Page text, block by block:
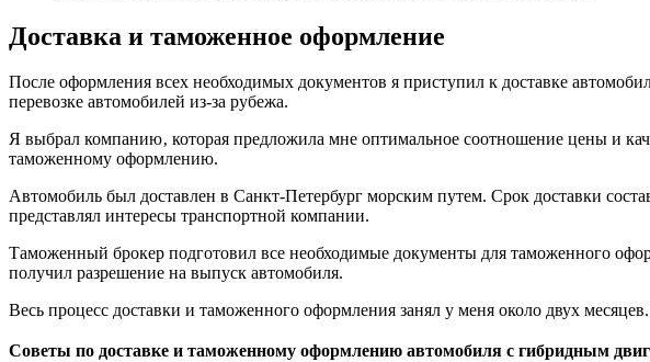
Доставка и таможенное оформление
После оформления всех необходимых документов я приступил к доставке
перевозке автомобилей из-за рубежа.
Я выбрал компанию‚ которая предложила мне оптимальное соотношение цены и
таможенному оформлению.
Автомобиль был доставлен в Санкт-Петербург морским путем. Срок доставки
представлял интересы транспортной компании.
Таможенный брокер подготовил все необходимые документы для таможенного
получил разрешение на выпуск автомобиля.
Весь процесс доставки и таможенного оформления занял у меня около двух
Советы по доставке и таможенному оформлению автомобиля с гибридным